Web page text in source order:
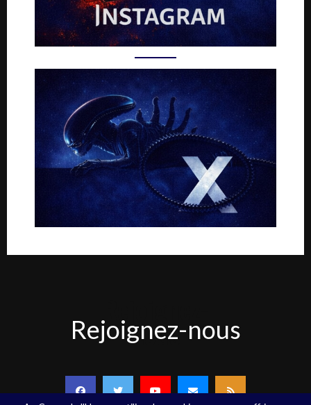
nous
Rejoignez-nous